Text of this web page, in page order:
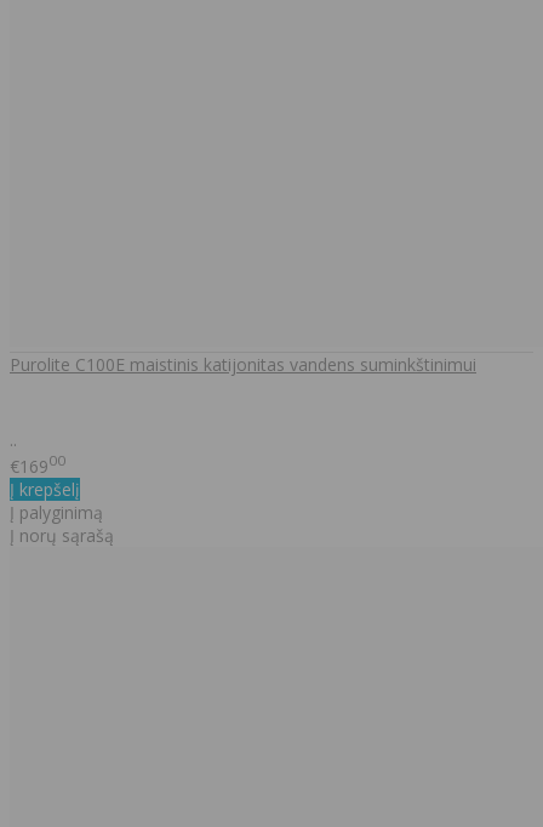
Purolite C100E maistinis katijonitas vandens suminkštinimui
..
€16900
Į krepšelį
Į palyginimą
Į norų sąrašą